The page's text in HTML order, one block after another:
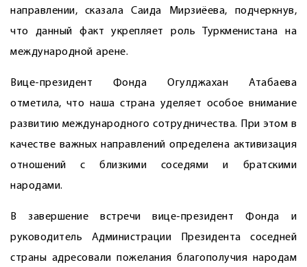
направлении, сказала ­Саида Мирзиёева, подчеркнув,
что данный факт укрепляет роль Туркменистана на
международной арене.
Вице-президент Фонда Огулджахан Атабаева
отметила, что наша страна уделяет особое внимание
развитию международного сотрудничества. При этом в
качестве важных направлений определена активизация
отношений с близкими соседями и братскими
народами.
В завершение встречи вице-президент Фонда и
руководитель Администрации Президента соседней
страны адресовали пожелания благополучия народам